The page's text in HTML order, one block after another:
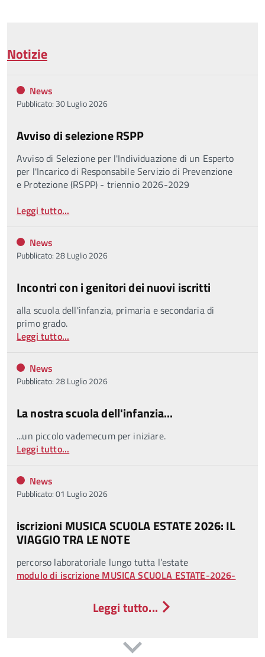
Notizie
News
Pubblicato: 30 Luglio 2026
Avviso di selezione RSPP
Avviso di Selezione per l'Individuazione di un Esperto
per l'Incarico di Responsabile Servizio di Prevenzione
e Protezione (RSPP) - triennio 2026-2029
Leggi tutto...
News
Pubblicato: 28 Luglio 2026
Incontri con i genitori dei nuovi iscritti
alla scuola dell'infanzia, primaria e secondaria di
primo grado.
Leggi tutto...
News
Pubblicato: 28 Luglio 2026
La nostra scuola dell'infanzia...
...un piccolo vademecum per iniziare.
Leggi tutto...
News
Pubblicato: 01 Luglio 2026
iscrizioni MUSICA SCUOLA ESTATE 2026: IL
VIAGGIO TRA LE NOTE
percorso laboratoriale lungo tutta l’estate
modulo di iscrizione MUSICA SCUOLA ESTATE-2026-
Leggi tutto...